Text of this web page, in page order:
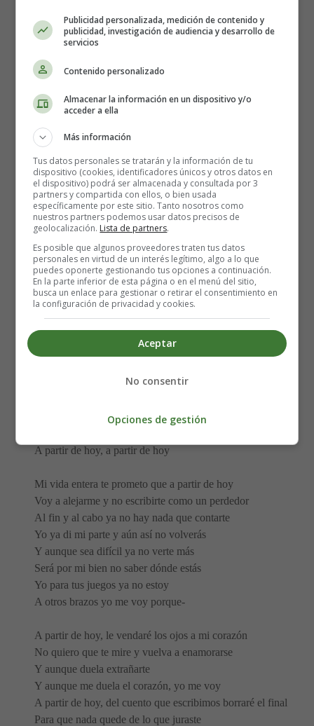
Siempre hay alguien como tú
Que te nubla la razón, pero no quiere escucharte
Siempre hay alguien como yo
Cuanto más me dicen no, más intento enamorarte
Tú me obligaste a soltarte y me tiraste al viento (oh-oh)
Yo me obligaré a olvidarte o muero en el intento
A partir de hoy, le vendaré los ojos a mi corazón
No quiero que te mire y vuelva a enamorarse
Y aunque duela extrañarte
A partir de hoy, del cuento que escribimos borraré el final
Para que nada quede de lo que juraste
A partir de hoy, a partir de hoy
A partir de hoy, a partir de hoy
Mi vida entera te prometo que a partir de hoy
Voy a alejarme y no escribirte como un perdedor
Al fin y al cabo ya no hay nada que contarte
Yo ya di mi parte y aún así no volverás
Y aunque sea difícil ya no verte más
Será por mi bien no saber dónde estás
Yo para tus juegos ya no estoy
A otros brazos yo me voy porque-
A partir de hoy, le vendaré los ojos a mi corazón
No quiero que te mire y vuelva a enamorarse
Y aunque duela extrañarte
Y aunque me duela el corazón, yo me voy
A partir de hoy, del cuento que escribimos borraré el final
Para que nada quede de lo que juraste
Publicidad personalizada, medición de contenido y
publicidad, investigación de audiencia y desarrollo de
servicios
Contenido personalizado
Almacenar la información en un dispositivo y/o
acceder a ella
Más información
Tus datos personales se tratarán y la información de tu
dispositivo (cookies, identificadores únicos y otros datos en
el dispositivo) podrá ser almacenada y consultada por 3
partners y compartida con ellos, o bien usada
específicamente por este sitio. Tanto nosotros como
nuestros partners podemos usar datos precisos de
geolocalización. Lista de partners.
Es posible que algunos proveedores traten tus datos
personales en virtud de un interés legítimo, algo a lo que
puedes oponerte gestionando tus opciones a continuación.
En la parte inferior de esta página o en el menú del sitio,
busca un enlace para gestionar o retirar el consentimiento en
la configuración de privacidad y cookies.
Aceptar
No consentir
Opciones de gestión